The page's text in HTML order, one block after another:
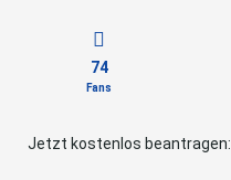
74
Fans
Jetzt kostenlos beantragen: